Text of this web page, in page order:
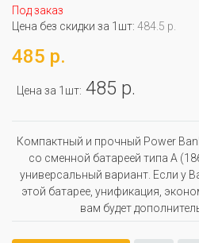
Под заказ
Цена без скидки за 1шт: 484.5 р.
485 р.
Цена за 1шт: 485 р.
Компактный и прочный Power
со сменной батареей типа А
универсальный вариант. Если у
этой батарее, унификация,
вам будет